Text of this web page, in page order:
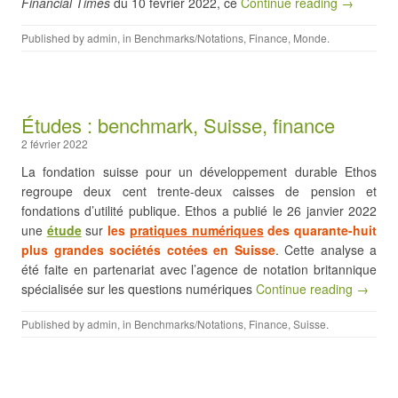
Published byadmin, in Benchmarks/Notations, Finance, Monde.
Études : benchmark, Suisse, finance
2 février 2022
La fondation suisse pour un développement durable Ethos
regroupe deux cent trente-deux caisses de pension et
fondations d’utilité publique. Ethos a publié le 26 janvier 2022
une étudesur les pratiques numériquesdes quarante-huit
plus grandes sociétés cotées en Suisse. Cette analyse a
été faite en partenariat avec l’agence de notation britannique
spécialisée sur les questions numériques Continue reading →
Published byadmin, in Benchmarks/Notations, Finance, Suisse.